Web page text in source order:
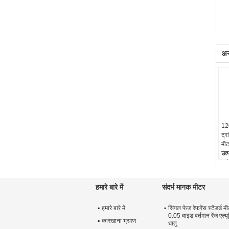
हमारे बारे में
हमारे बारे में
कारखाना भ्रमण
संदर्भ मानक मीटर
सिंगल फेज रेफरेंस स्टैंडर्ड
0.05 वाइड वर्तमान रेंज
धातु